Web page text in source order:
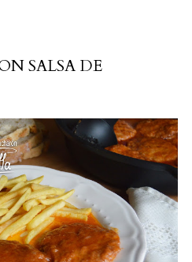
SALSA DE